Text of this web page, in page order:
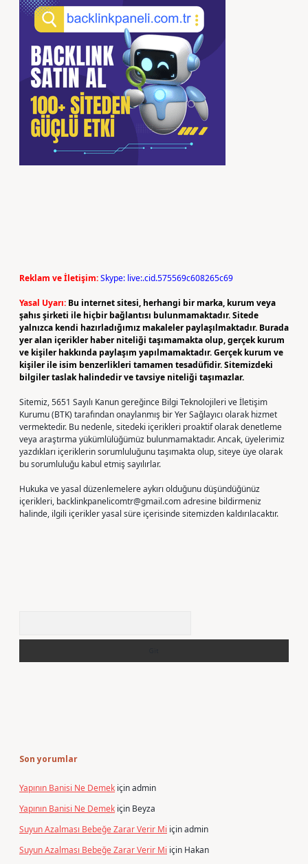
Reklam ve İletişim:Skype: live:.cid.575569c608265c69
Yasal Uyarı: Bu internet sitesi, herhangi bir marka, kurum veya
şahıs şirketi ile hiçbir bağlantısı bulunmamaktadır. Sitede
yalnızca kendi hazırladığımız makaleler paylaşılmaktadır. Burada
yer alan içerikler haber niteliği taşımamakta olup, gerçek kurum
ve kişiler hakkında paylaşım yapılmamaktadır. Gerçek kurum ve
kişiler ile isim benzerlikleri tamamen tesadüfidir. Sitemizdeki
bilgiler taslak halindedir ve tavsiye niteliği taşımazlar.
Sitemiz, 5651 Sayılı Kanun gereğince Bilgi Teknolojileri ve İletişim
Kurumu (BTK) tarafından onaylanmış bir Yer Sağlayıcı olarak hizmet
vermektedir. Bu nedenle, sitedeki içerikleri proaktif olarak denetleme
veya araştırma yükümlülüğümüz bulunmamaktadır. Ancak, üyelerimiz
yazdıkları içeriklerin sorumluluğunu taşımakta olup, siteye üye olarak
bu sorumluluğu kabul etmiş sayılırlar.
Hukuka ve yasal düzenlemelere aykırı olduğunu düşündüğünüz
içerikleri, backlinkpanelicomtr@gmail.comadresine bildirmeniz
halinde, ilgili içerikler yasal süre içerisinde sitemizden kaldırılacaktır.
Son yorumlar
Yapının Banisi Ne Demek içinadmin
Yapının Banisi Ne Demek için Beyza
Suyun Azalması Bebeğe Zarar Verir Mi içinadmin
Suyun Azalması Bebeğe Zarar Verir Mi için Hakan